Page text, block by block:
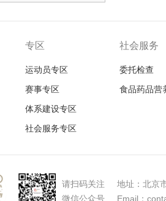
专区
运动员专区
赛事专区
体系建设专区
社会服务专区
社会服务
委托检查
食品药品营
请扫码关注 地址：北京
微信公众号 Email：